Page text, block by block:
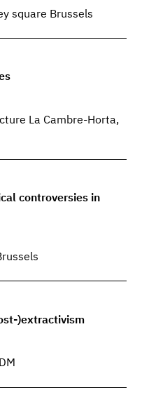
square Brussels
La Cambre-Horta,
controversies in
)extractivism